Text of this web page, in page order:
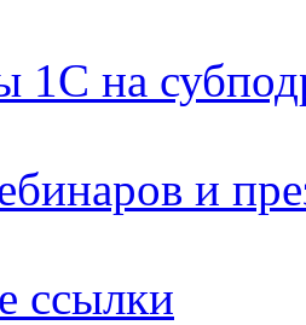
1С на
и
ссылки